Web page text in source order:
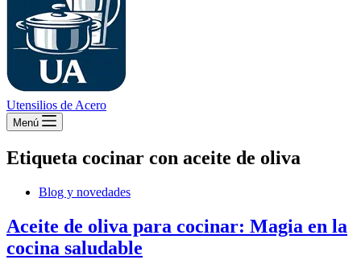
Utensilios de Acero
Menú
Etiqueta cocinar con aceite de oliva
Blog y novedades
Aceite de oliva para cocinar: Magia en la
cocina saludable